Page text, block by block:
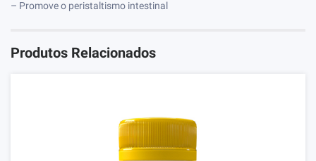
– Promove o peristaltismo intestinal
Produtos Relacionados